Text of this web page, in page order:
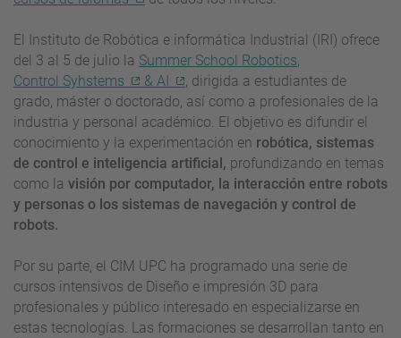
El Instituto de Robótica e informática Industrial ( IRI) ofrece
del 3 al 5 de julio la Summer School Robotics,
Control Syhstems & AI
, dirigida a estudiantes de
grado, máster o doctorado, así como a profesionales de la
industria y personal académico. El objetivo es difundir el
conocimiento y la experimentación en robótica, sistemas
de control e inteligencia artificial, profundizando en temas
como la visión por computador, la interacción entre robots
y personas o los sistemas de navegación y control de
robots.
Por su parte, el CIM UPC ha programado una serie de
cursos intensivos de Diseño e impresión 3D para
profesionales y público interesado en especializarse en
estas tecnologías. Las formaciones se desarrollan tanto en